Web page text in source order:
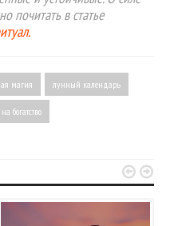
почитать в статье
магия лунный календарь
богатство
 